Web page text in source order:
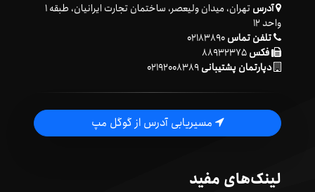
آدرس
تهران، میدان ولیعصر، ساختمان تجارت ایرانیان، طبقه ۱
واحد ۱۲
تلفن تماس۰۲۱۸۳۸۹۰
فکس۸۸۹۳۲۳۷۵
دپارتمان پشتیبانی۰۲۱۹۲۰۰۸۳۸۹
مسیریابی آدرس از گوگل مپ
لینک‌های مفید